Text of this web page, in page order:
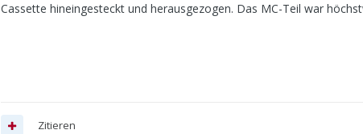
Cassette hineingesteckt und herausgezogen. Das MC-Teil war
Zitieren